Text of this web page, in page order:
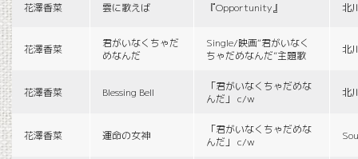
花澤香菜 雲に歌えば 『Opportunity』 北
花澤香菜
君がいなくちゃだ
めなんだ
Single/映画“君がいなく
ちゃだめなんだ”主題歌
北
花澤香菜 Blessing Bell
「君がいなくちゃだめな
んだ」 c/w
北
花澤香菜 運命の女神
「君がいなくちゃだめな
んだ」 c/w